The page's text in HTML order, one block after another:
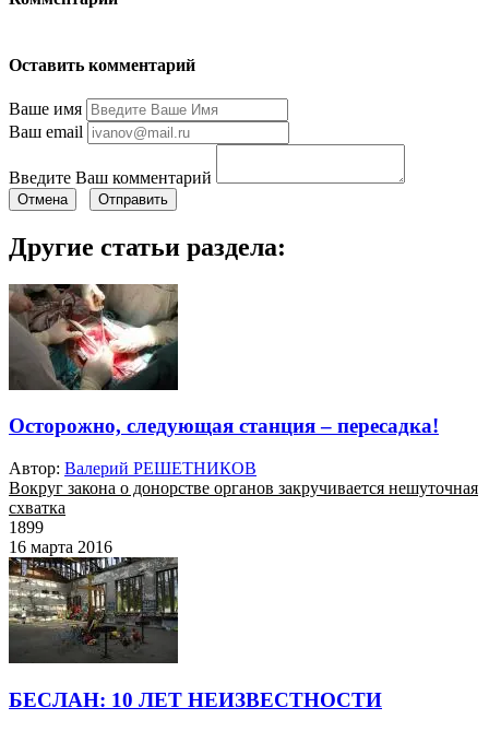
Оставить комментарий
Ваше имя
Ваш email
Введите Ваш комментарий
Отмена Отправить
Другие статьи раздела:
Осторожно, следующая станция – пересадка!
Автор: Валерий РЕШЕТНИКОВ
Вокруг закона о донорстве органов закручивается нешуточная
схватка
1899
16 марта 2016
БЕСЛАН: 10 ЛЕТ НЕИЗВЕСТНОСТИ